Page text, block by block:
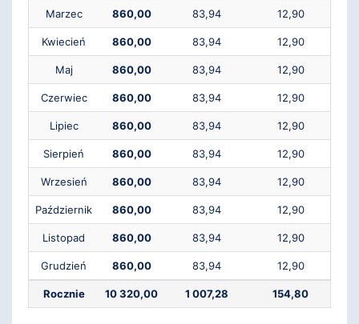
Marzec 860,00 83,94 12,90
Kwiecień 860,00 83,94 12,90
Maj 860,00 83,94 12,90
Czerwiec 860,00 83,94 12,90
Lipiec 860,00 83,94 12,90
Sierpień 860,00 83,94 12,90
Wrzesień 860,00 83,94 12,90
Październik 860,00 83,94 12,90
Listopad 860,00 83,94 12,90
Grudzień 860,00 83,94 12,90
Rocznie 10 320,00 1 007,28 154,80